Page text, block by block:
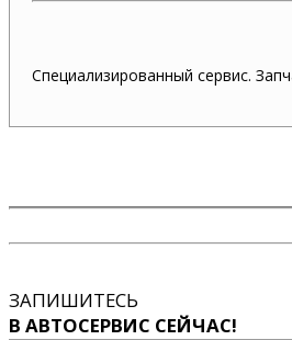
Специализированный сервис.
ЗАПИШИТЕСЬ
В АВТОСЕРВИС СЕЙЧАС!